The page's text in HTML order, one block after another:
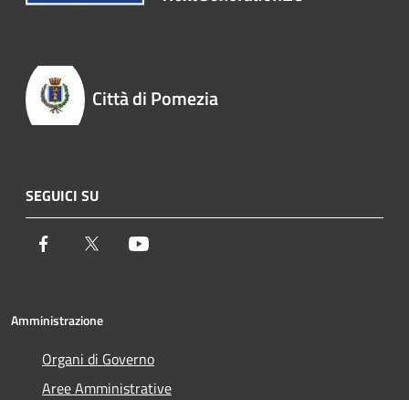
Città di Pomezia
SEGUICI SU
Facebook Twitter
Amministrazione
Organi di Governo
Aree Amministrative